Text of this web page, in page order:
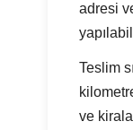
adresi
Teslim
ve